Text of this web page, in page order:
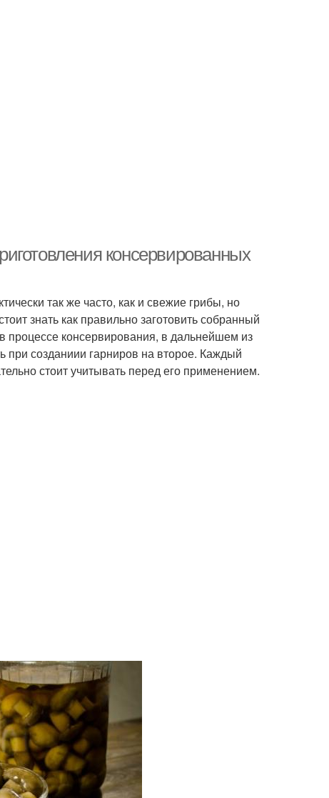
консервированных
так же часто, как и свежие грибы, но
знать как правильно заготовить собранный
процессе консервирования, в дальнейшем из
при созданиии гарниров на второе. Каждый
стоит учитывать перед его применением.